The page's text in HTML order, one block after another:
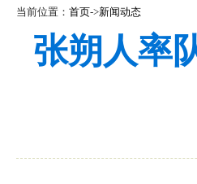
当前位置： 首页->新闻动态
张朔人率